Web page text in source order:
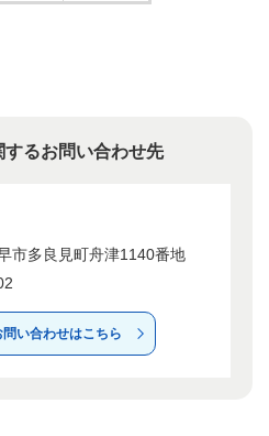
するお問い合わせ先
市多良見町舟津1140番地
い合わせはこちら